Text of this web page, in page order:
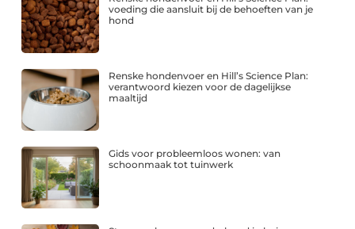
voeding die aansluit bij de behoeften van je
hond
Renske hondenvoer en Hill’s Science Plan:
verantwoord kiezen voor de dagelijkse
maaltijd
Gids voor probleemloos wonen: van
schoonmaak tot tuinwerk